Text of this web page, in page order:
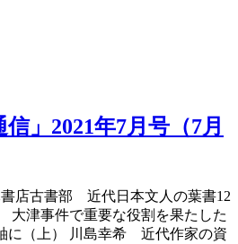
信」2021年7月号（7月
店古書部 近代日本文人の葉書12
津事件で重要な役割を果たした
に（上） 川島幸希 近代作家の資